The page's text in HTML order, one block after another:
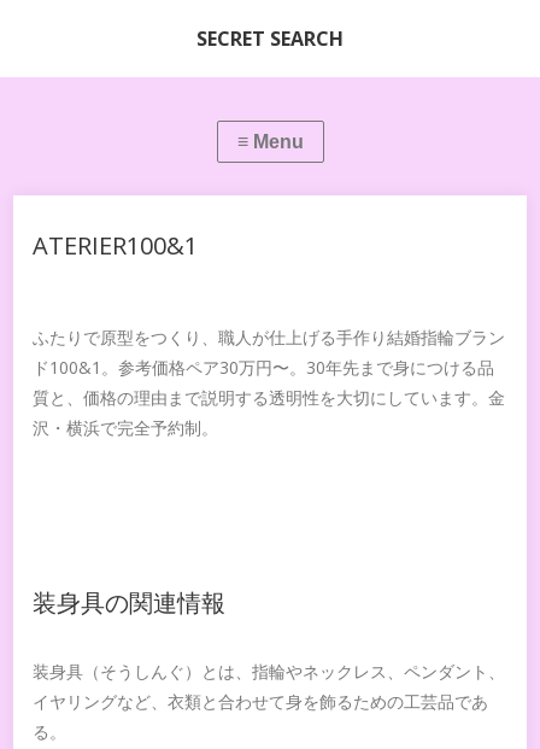
SECRET SEARCH
ATERIER100&1
ふたりで原型をつくり、職人が仕上げる手作り結婚指輪ブラン
ド100&1。参考価格ペア30万円〜。30年先まで身につける品
質と、価格の理由まで説明する透明性を大切にしています。金
沢・横浜で完全予約制。
装身具の関連情報
装身具（そうしんぐ）とは、指輪やネックレス、ペンダント、
イヤリングなど、衣類と合わせて身を飾るための工芸品であ
る。